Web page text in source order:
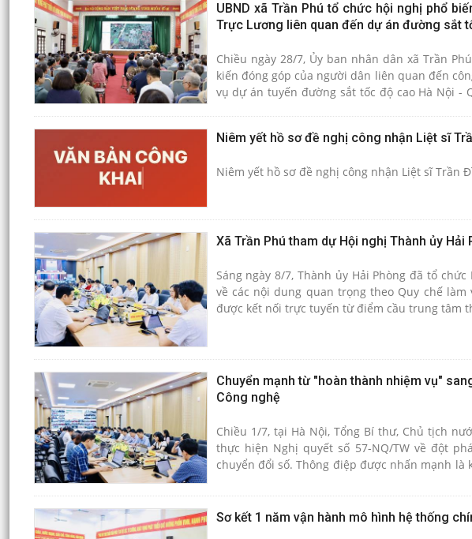
UBND xã Trần Phú tổ chức hội nghị phổ
Trực Lương liên quan đến dự án đường sắt
Chiều ngày 28/7, Ủy ban nhân dân xã Trần
kiến đóng góp của người dân liên quan đến
vụ dự án tuyến đường sắt tốc độ cao Hà Nội -
Niêm yết hồ sơ đề nghị công nhận Liệt sĩ
Niêm yết hồ sơ đề nghị công nhận Liệt sĩ Trần
Xã Trần Phú tham dự Hội nghị Thành ủy Hải
Sáng ngày 8/7, Thành ủy Hải Phòng đã tổ
về các nội dung quan trọng theo Quy chế
được kết nối trực tuyến từ điểm cầu trung tâm
Chuyển mạnh từ "hoàn thành nhiệm vụ"
Công nghệ
Chiều 1/7, tại Hà Nội, Tổng Bí thư, Chủ tịch
thực hiện Nghị quyết số 57-NQ/TW về đột
chuyển đổi số. Thông điệp được nhấn mạnh
Sơ kết 1 năm vận hành mô hình hệ thống